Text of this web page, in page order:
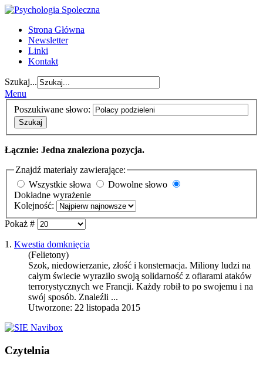
Strona Główna
Newsletter
Linki
Kontakt
Szukaj...
Menu
Poszukiwane słowo:
Szukaj
Łącznie: Jedna znaleziona pozycja.
Znajdź materiały zawierające:
Wszystkie słowa
Dowolne słowo
Dokładne wyrażenie
Kolejność:
Pokaż #
1. Kwestia domknięcia
(Felietony)
Szok, niedowierzanie, złość i konsternacja. Miliony ludzi na
całym świecie wyraziło swoją solidarność z ofiarami ataków
terrorystycznych we Francji. Każdy robił to po swojemu i na
swój sposób. Znaleźli ...
Utworzone: 22 listopada 2015
Czytelnia